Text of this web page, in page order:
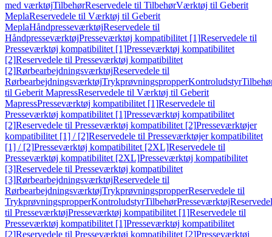
med værktøjTilbehørReservedele til TilbehørVærktøj til Geberit
MeplaReservedele til Værktøj til Geberit
MeplaHåndpresseværktøjReservedele til
HåndpresseværktøjPresseværktøj kompatibilitet [1]Reservedele til
Presseværktøj kompatibilitet [1]Presseværktøj kompatibilitet
[2]Reservedele til Presseværktøj kompatibilitet
[2]RørbearbejdningsværktøjReservedele til
RørbearbejdningsværktøjTrykprøvningspropperKontroludstyr
til Geberit MapressReservedele til Værktøj til Geberit
MapressPresseværktøj kompatibilitet [1]Reservedele til
Presseværktøj kompatibilitet [1]Presseværktøj kompatibilitet
[2]Reservedele til Presseværktøj kompatibilitet [2]Presseværktøjer
kompatibilitet [1] / [2]Reservedele til Presseværktøjer kompatibilitet
[1] / [2]Presseværktøj kompatibilitet [2XL]Reservedele til
Presseværktøj kompatibilitet [2XL]Presseværktøj kompatibilitet
[3]Reservedele til Presseværktøj kompatibilitet
[3]RørbearbejdningsværktøjReservedele til
RørbearbejdningsværktøjTrykprøvningspropperReservedele til
TrykprøvningspropperKontroludstyrTilbehørPresseværktøj
til PresseværktøjPresseværktøj kompatibilitet [1]Reservedele til
Presseværktøj kompatibilitet [1]Presseværktøj kompatibilitet
[2]Reservedele til Presseværktøj kompatibilitet [2]Presseværktøj